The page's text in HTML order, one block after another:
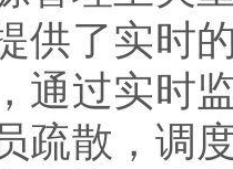
供了实时
通过实时
疏散，调